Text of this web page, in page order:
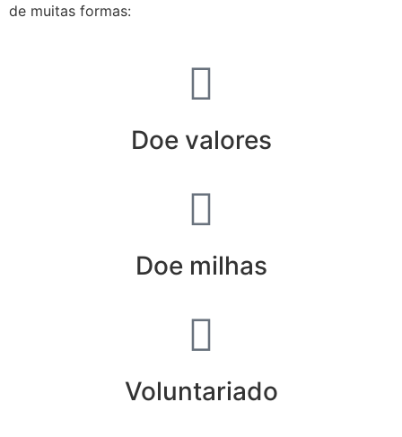
de muitas formas:
Doe valores
Doe milhas
Voluntariado